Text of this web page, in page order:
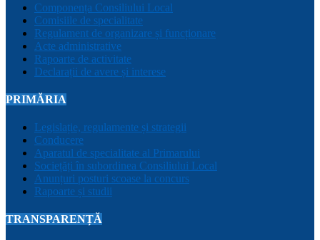
Componența Consiliului Local
Comisiile de specialitate
Regulament de organizare și funcționare
Acte administrative
Rapoarte de activitate
Declarații de avere și interese
PRIMĂRIA
Legislație, regulamente și strategii
Conducere
Aparatul de specialitate al Primarului
Sociețăți în subordinea Consiliului Local
Anunțuri posturi scoase la concurs
Rapoarte și studii
TRANSPARENȚĂ